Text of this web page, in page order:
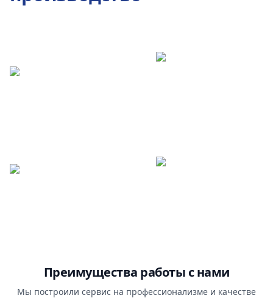
Преимущества работы с нами
Мы построили сервис на профессионализме и качестве